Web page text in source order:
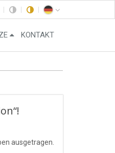
KONTAKT
ausgetragen.